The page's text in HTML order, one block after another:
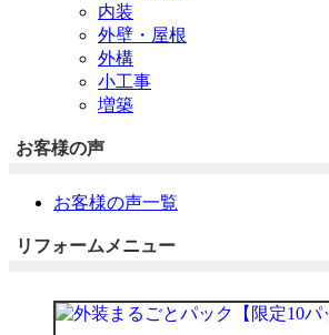
内装
外壁・屋根
外構
小工事
増築
お客様の声
お客様の声一覧
リフォームメニュー